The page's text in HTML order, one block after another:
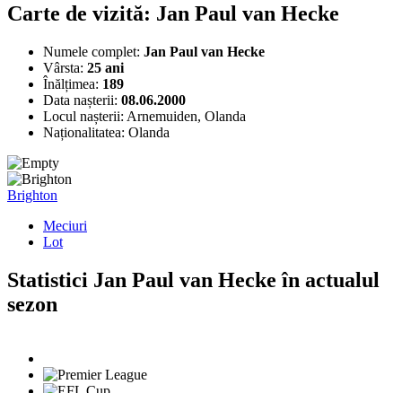
Carte de vizită: Jan Paul van Hecke
Numele complet: Jan Paul van Hecke
Vârsta: 25 ani
Înălțimea: 189
Data nașterii: 08.06.2000
Locul nașterii: Arnemuiden, Olanda
Naționalitatea: Olanda
Brighton
Meciuri
Lot
Statistici Jan Paul van Hecke în actualul
sezon